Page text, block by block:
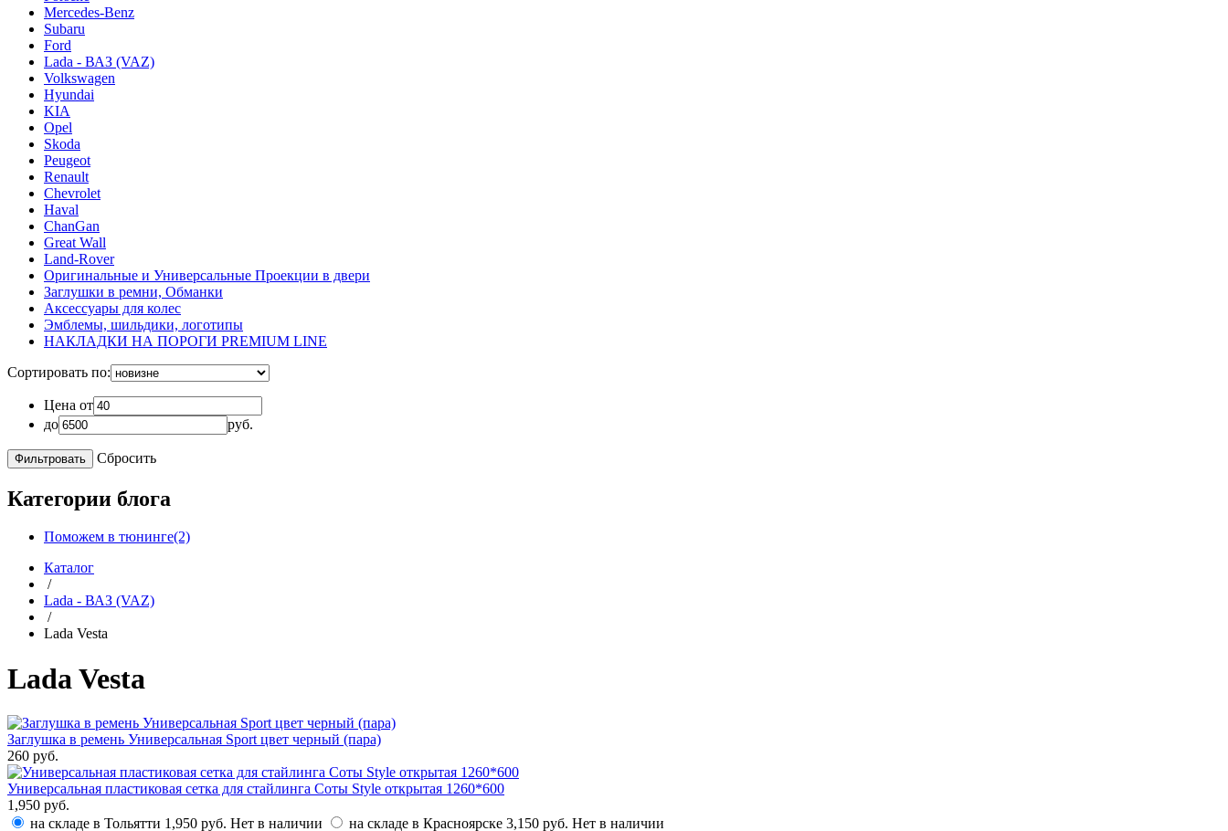
Mercedes-Benz
Subaru
Ford
Lada - ВАЗ (VAZ)
Volkswagen
Hyundai
KIA
Opel
Skoda
Peugeot
Renault
Chevrolet
Haval
ChanGan
Great Wall
Land-Rover
Оригинальные и Универсальные Проекции в двери
Заглушки в ремни, Обманки
Аксессуары для колес
Эмблемы, шильдики, логотипы
НАКЛАДКИ НА ПОРОГИ PREMIUM LINE
Сортировать по:
Цена от
до
руб.
Сбросить
Категории блога
Поможем в тюнинге(2)
Каталог
/
Lada - ВАЗ (VAZ)
/
Lada Vesta
Lada Vesta
Заглушка в ремень Универсальная Sport цвет черный (пара)
260 руб.
Универсальная пластиковая сетка для стайлинга Соты Style открытая 1260*600
1,950 руб.
на складе в Тольятти 1,950 руб. Нет в наличии на складе в Красноярске 3,150 руб. Нет в наличии